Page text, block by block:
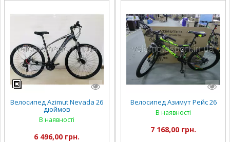
Велосипед Azimut Nevada 26
дюймов
В наявності
6 496,00 грн.
Велосипед Азимут Рейс 26
В наявності
7 168,00 грн.